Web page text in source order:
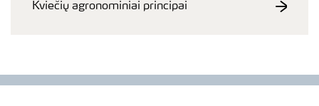
Kviečių agronominiai principai